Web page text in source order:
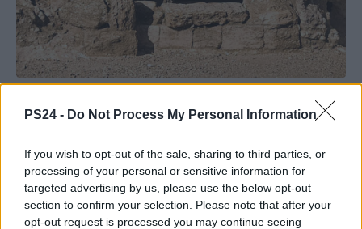
PS24 - Do Not Process My Personal Information
If you wish to opt-out of the sale, sharing to third parties, or
processing of your personal or sensitive information for
targeted advertising by us, please use the below opt-out
section to confirm your selection. Please note that after your
opt-out request is processed you may continue seeing